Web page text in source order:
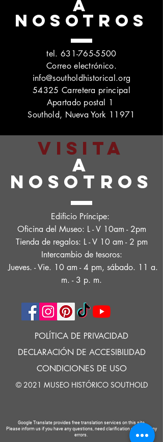
A
NOSOTROS
tel. 631-765-5500
Correo electrónico.
info@southoldhistorical.org
54325 Carretera principal
Apartado postal 1
Southold, Nueva York 11971
VISITA
A
NOSOTROS
Edificio Príncipe:
Oficina del Museo: L - V 10am - 2pm
Tienda de regalos: L - V 10 am - 2 pm
Intercambio de tesoros:
Jueves. - Vie. 10 am - 4 pm, sábado. 11 a.
m. - 3 p. m.
POLÍTICA DE PRIVACIDAD
DECLARACIÓN DE ACCESIBILIDAD
CONDICIONES DE USO
© 2021 MUSEO HISTÓRICO SOUTHOLD
Google Translate provides free translation services on this site.
Please inform us if you have any questions, need clarification or notice any
errors.